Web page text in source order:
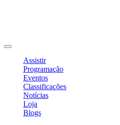
Assistir
Programação
Eventos
Classificações
Notícias
Loja
Blogs